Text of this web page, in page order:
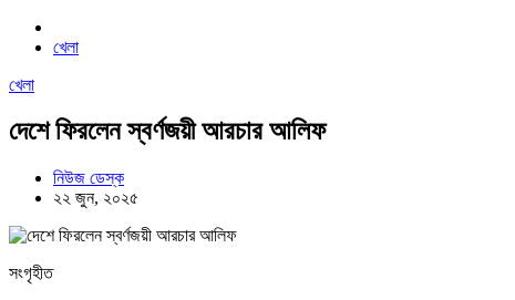
খেলা
খেলা
দেশে ফিরলেন স্বর্ণজয়ী আরচার আলিফ
নিউজ ডেস্ক
২২ জুন, ২০২৫
সংগৃহীত